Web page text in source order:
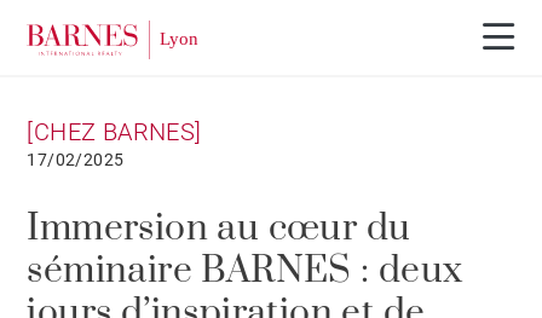
[CHEZ BARNES]
17/02/2025
Immersion au cœur du
séminaire BARNES : deux